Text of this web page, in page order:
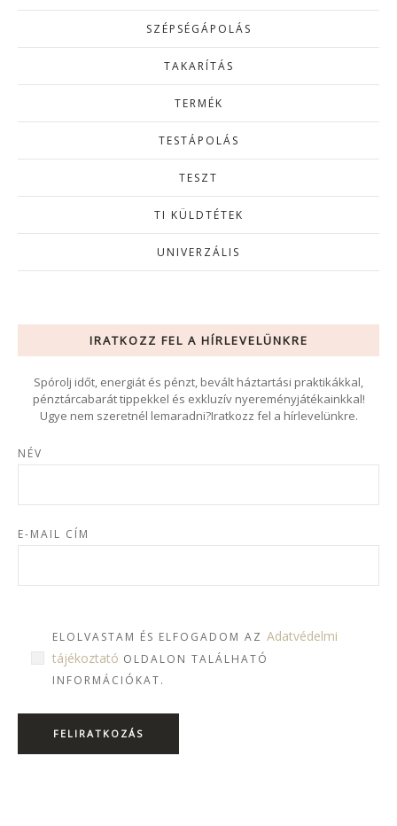
SZÉPSÉGÁPOLÁS
TAKARÍTÁS
TERMÉK
TESTÁPOLÁS
TESZT
TI KÜLDTÉTEK
UNIVERZÁLIS
IRATKOZZ FEL A HÍRLEVELÜNKRE
Spórolj időt, energiát és pénzt, bevált háztartási praktikákkal,
pénztárcabarát tippekkel és exkluzív nyereményjátékainkkal!
Ugye nem szeretnél lemaradni?Iratkozz fel a hírlevelünkre.
NÉV
E-MAIL CÍM
ELOLVASTAM ÉS ELFOGADOM AZ Adatvédelmi
tájékoztató OLDALON TALÁLHATÓ
INFORMÁCIÓKAT.